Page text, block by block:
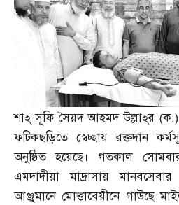
শাহ্‌ সূফি সৈয়দ আহমদ উল্লাহ্‌র (ক
ফটিকছড়িতে স্বেচ্ছায় রক্তদান
অনুষ্ঠিত হয়েছে। গতকাল
এমদাদীয়া মাদ্রাসায়
আঞ্জুমানে মোত্তাবেয়ীনে গাউছে